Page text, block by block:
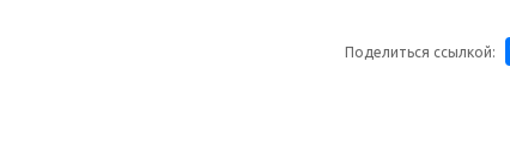
Поделиться ссылкой: